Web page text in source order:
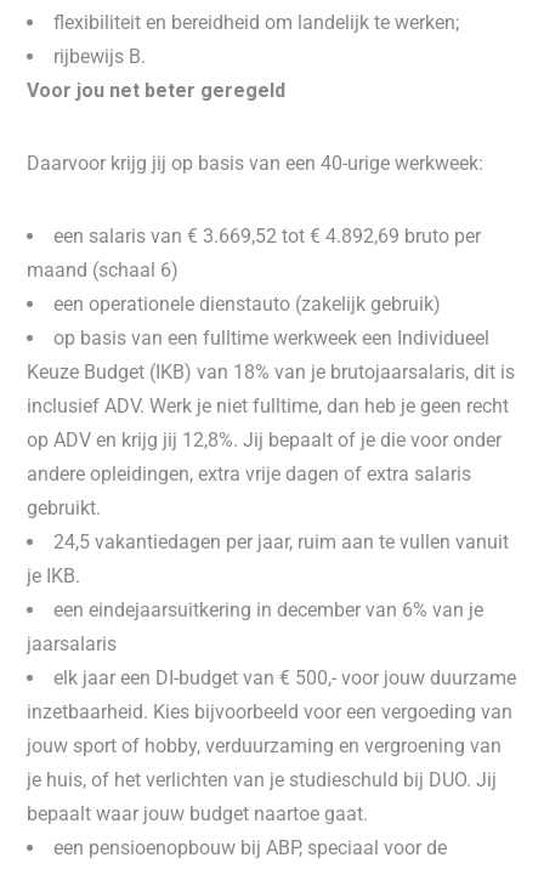
flexibiliteit en bereidheid om landelijk te werken;
rijbewijs B.
Voor jou net beter geregeld
Daarvoor krijg jij op basis van een 40-urige werkweek:
een salaris van € 3.669,52 tot € 4.892,69 bruto per
maand (schaal 6)
een operationele dienstauto (zakelijk gebruik)
op basis van een fulltime werkweek een Individueel
Keuze Budget (IKB) van 18% van je brutojaarsalaris, dit is
inclusief ADV. Werk je niet fulltime, dan heb je geen recht
op ADV en krijg jij 12,8%. Jij bepaalt of je die voor onder
andere opleidingen, extra vrije dagen of extra salaris
gebruikt.
24,5 vakantiedagen per jaar, ruim aan te vullen vanuit
je IKB.
een eindejaarsuitkering in december van 6% van je
jaarsalaris
elk jaar een DI-budget van € 500,- voor jouw duurzame
inzetbaarheid. Kies bijvoorbeeld voor een vergoeding van
jouw sport of hobby, verduurzaming en vergroening van
je huis, of het verlichten van je studieschuld bij DUO. Jij
bepaalt waar jouw budget naartoe gaat.
een pensioenopbouw bij ABP, speciaal voor de